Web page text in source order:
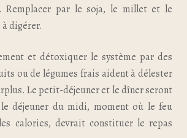
Remplacer par le soja, le millet et le
digérer.
et détoxiquer le système par des
ou de légumes frais aident à délester
Le petit-déjeuner et le dîner seront
déjeuner du midi, moment où le feu
calories, devrait constituer le repas